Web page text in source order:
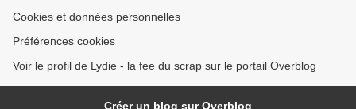
Cookies et données personnelles
Préférences cookies
Voir le profil de Lydie - la fee du scrap sur le portail Overblog
Créer un blog sur Overblog